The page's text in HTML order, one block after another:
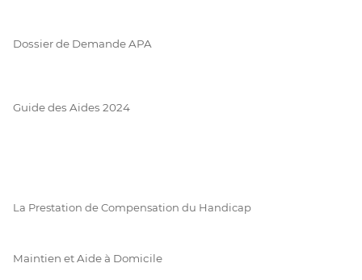
Dossier de Demande APA
Guide des Aides 2024
La Prestation de Compensation du Handicap
Maintien et Aide à Domicile